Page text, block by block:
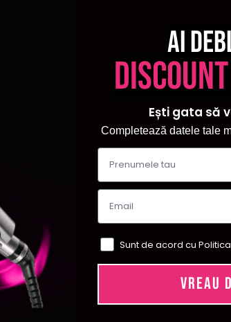
Ai
Ești gata să
Completează datele tale
Sunt de acord cu
VREAU